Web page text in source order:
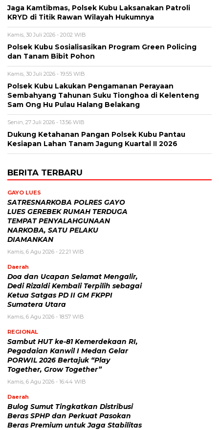
Jaga Kamtibmas, Polsek Kubu Laksanakan Patroli
KRYD di Titik Rawan Wilayah Hukumnya
Kamis, 30 Juli 2026 - 20:02 WIB
Polsek Kubu Sosialisasikan Program Green Policing
dan Tanam Bibit Pohon
Kamis, 30 Juli 2026 - 19:55 WIB
Polsek Kubu Lakukan Pengamanan Perayaan
Sembahyang Tahunan Suku Tionghoa di Kelenteng
Sam Ong Hu Pulau Halang Belakang
Senin, 27 Juli 2026 - 13:56 WIB
Dukung Ketahanan Pangan Polsek Kubu Pantau
Kesiapan Lahan Tanam Jagung Kuartal II 2026
BERITA TERBARU
GAYO LUES
SATRESNARKOBA POLRES GAYO
LUES GEREBEK RUMAH TERDUGA
TEMPAT PENYALAHGUNAAN
NARKOBA, SATU PELAKU
DIAMANKAN
Kamis, 6 Agu 2026 - 22:21 WIB
Daerah
Doa dan Ucapan Selamat Mengalir,
Dedi Rizaldi Kembali Terpilih sebagai
Ketua Satgas PD II GM FKPPI
Sumatera Utara
Kamis, 6 Agu 2026 - 18:57 WIB
REGIONAL
Sambut HUT ke-81 Kemerdekaan RI,
Pegadaian Kanwil I Medan Gelar
PORWIL 2026 Bertajuk “Play
Together, Grow Together”
Kamis, 6 Agu 2026 - 16:44 WIB
Daerah
Bulog Sumut Tingkatkan Distribusi
Beras SPHP dan Perkuat Pasokan
Beras Premium untuk Jaga Stabilitas